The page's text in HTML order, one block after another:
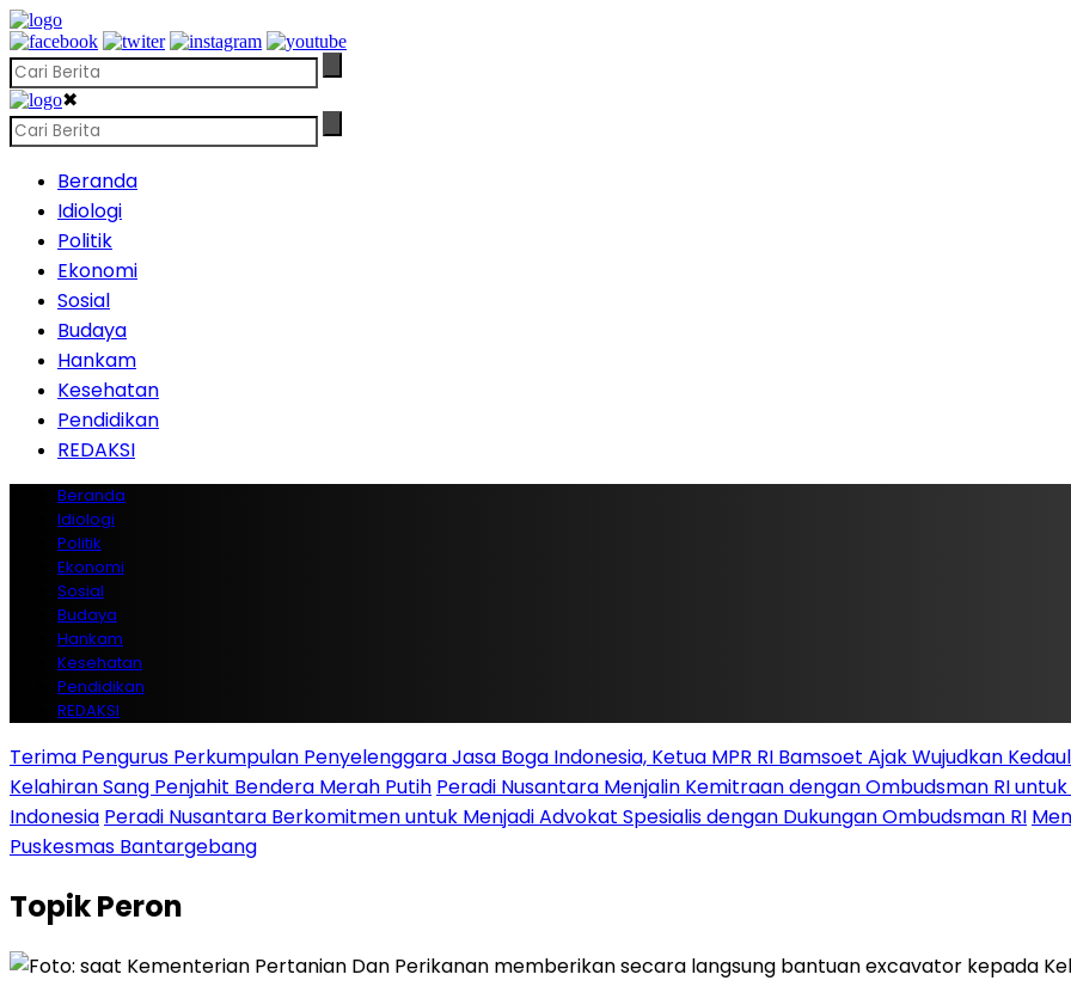
✖
Beranda
Idiologi
Politik
Ekonomi
Sosial
Budaya
Hankam
Kesehatan
Pendidikan
REDAKSI
Beranda
Idiologi
Politik
Ekonomi
Sosial
Budaya
Hankam
Kesehatan
Pendidikan
REDAKSI
Terima Pengurus Perkumpulan Penyelenggara Jasa Boga Indonesia, Ketua MPR RI Bamsoet Ajak Wujudkan
Kelahiran Sang Penjahit Bendera Merah Putih Peradi Nusantara Menjalin Kemitraan dengan Ombudsman RI
Indonesia Peradi Nusantara Berkomitmen untuk Menjadi Advokat Spesialis dengan Dukungan Ombudsman RI
Puskesmas Bantargebang
TopikPeron